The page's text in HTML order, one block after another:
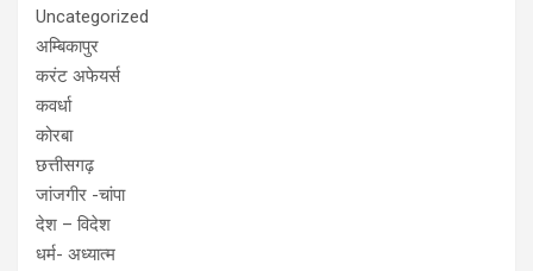
Uncategorized
अम्बिकापुर
करंट अफेयर्स
कवर्धा
कोरबा
छत्तीसगढ़
जांजगीर -चांपा
देश – विदेश
धर्म- अध्यात्म